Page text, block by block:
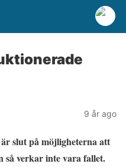
9 år ago
slut på möjligheterna att
så verkar inte vara fallet.